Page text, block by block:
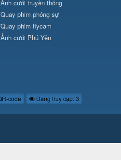
Ảnh cưới truyền thống
Quay phim phóng sự
Quay phim flycam
Ảnh cưới Phú Yên
code Đang truy cập: 3